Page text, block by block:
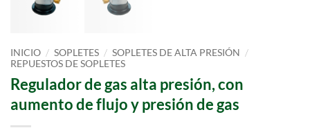
INICIO / SOPLETES / SOPLETES DE ALTA PRESIÓN /
REPUESTOS DE SOPLETES
Regulador de gas alta presión, con
aumento de flujo y presión de gas